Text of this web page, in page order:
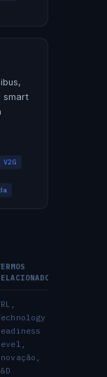
smart
V2G